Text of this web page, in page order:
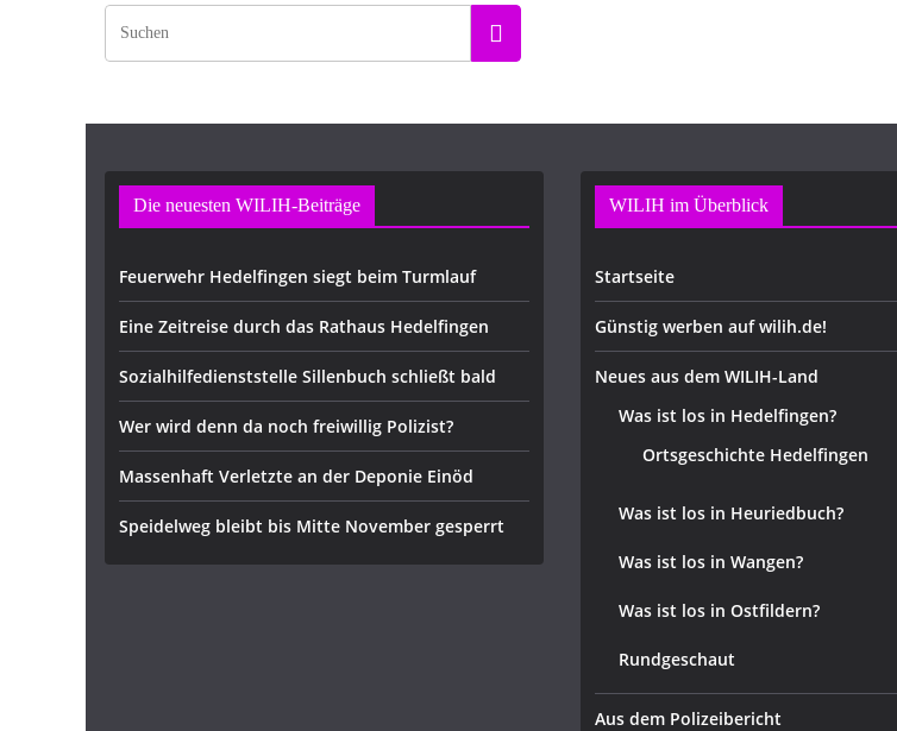
Die neuesten WILIH-Beiträge
Feuerwehr Hedelfingen siegt beim Turmlauf
Eine Zeitreise durch das Rathaus Hedelfingen
Sozialhilfedienststelle Sillenbuch schließt bald
Wer wird denn da noch freiwillig Polizist?
Massenhaft Verletzte an der Deponie Einöd
Speidelweg bleibt bis Mitte November gesperrt
WILIH im Überblick
Startseite
Günstig werben auf wilih.de!
Neues aus dem WILIH-Land
Was ist los in Hedelfingen?
Ortsgeschichte Hedelfingen
Was ist los in Heuriedbuch?
Was ist los in Wangen?
Was ist los in Ostfildern?
Rundgeschaut
Aus dem Polizeibericht